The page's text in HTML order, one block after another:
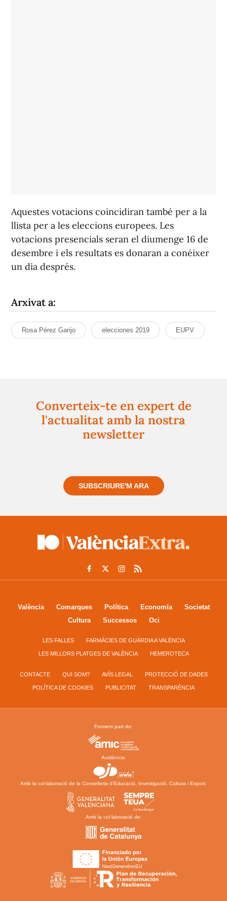
Aquestes votacions coincidiran també per a la
llista per a les eleccions europees. Les
votacions presencials seran el diumenge 16 de
desembre i els resultats es donaran a conéixer
un dia després.
Arxivat a:
Rosa Pérez Garijo elecciones 2019 EUPV
Converteix-te en expert de
l'actualitat amb la nostra
newsletter
SUBSCRIURE'M ARA
València Comarques Política Economía
Societat
Cultura
Successos Oci
LES FALLES FARMÀCIES DE GUÀRDIA A VALÈNCIA
LES MILLORS PLATGES DE VALÈNCIA HEMEROTECA
CONTACTE QUI SOM? AVÍS LEGAL PROTECCIÓ DE DADES
POLÍTICA DE COOKIES PUBLICITAT TRANSPARÈNCIA
Formem part de:
Audiència:
Amb la col·laboració de la Conselleria d’Educació, Investigació, Cultura i Esport:
Amb la col·laboració de: